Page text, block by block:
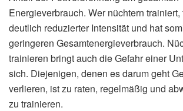
Energieverbrauch. Wer nüchtern trainiert,
deutlich reduzierter Intensität und hat
geringeren Gesamtenergieverbrauch.
trainieren bringt auch die Gefahr einer
sich. Diejenigen, denen es darum geht
verlieren, ist zu raten, regelmäßig und
zu trainieren.